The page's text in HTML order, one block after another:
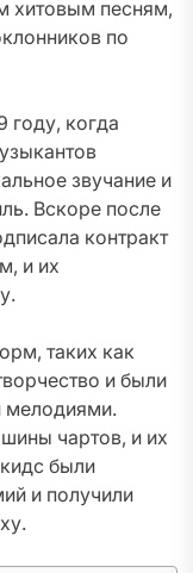
хитовым песням,
по
году, когда
звучание и
Вскоре после
контракт
и их
таких как
и были
мелодиями.
чартов, и их
были
и получили